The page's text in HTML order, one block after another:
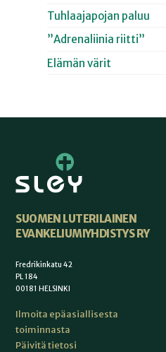
Tuhlaajapojan paluu
”Adrenaliinia riitti”
Elämän värit
SUOMEN LUTERILAINEN
EVANKELIUMIYHDISTYS RY
Fredrikinkatu 42
PL 184
00181 HELSINKI
Ilmoita epäasiallisesta
toiminnasta
Päivitä tietosi